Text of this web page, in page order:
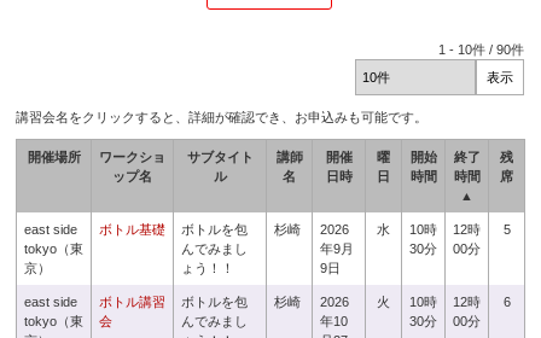
1 - 10件 /90件
講習会名をクリックすると、詳細が確認でき、お申込みも可能です。
開催場所
ワークショ
ップ名
サブタイト
ル
講師
名
開催
日時
曜
日
開始
時間
終了
時間
▲
残
席
east side
tokyo（東
京）
ボトル基礎
ボトルを包
んでみまし
ょう！！
杉崎
2026
年9月
9日
水
10時
30分
12時
00分
5
east side
tokyo（東
ボトル講習
会
ボトルを包
んでみまし
杉崎
2026
年10
火
10時
30分
12時
00分
6